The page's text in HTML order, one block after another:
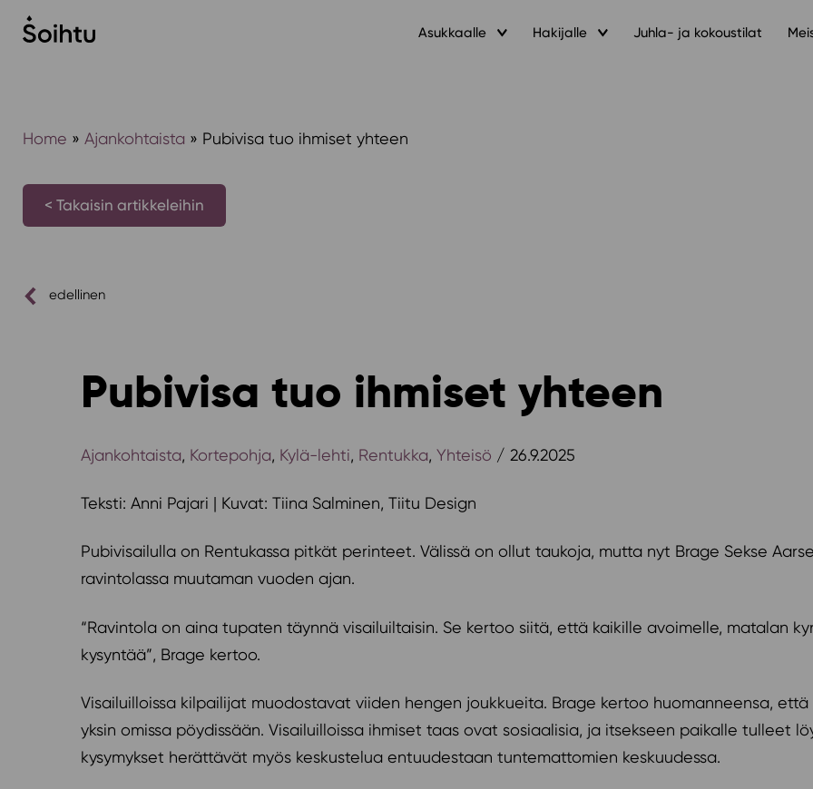
Siirry
sisältöön
Asukkaalle Hakijalle Juhla- ja kokoustilat
Home » Ajankohtaista » Pubivisa tuo ihmiset yhteen
< Takaisin artikkeleihin
edellinen
Pubivisa tuo ihmiset yhteen
Ajankohtaista, Kortepohja, Kylä-lehti, Rentukka, Yhteisö / 26.9.2025
Teksti: Anni Pajari | Kuvat: Tiina Salminen, Tiitu Design
Pubivisailulla on Rentukassa pitkät perinteet. Välissä on ollut taukoja, mutta nyt Brage Sekse
ravintolassa muutaman vuoden ajan.
“Ravintola on aina tupaten täynnä visailuiltaisin. Se kertoo siitä, että kaikille avoimelle, matalan
kysyntää”, Brage kertoo.
Visailuilloissa kilpailijat muodostavat viiden hengen joukkueita. Brage kertoo huomanneensa,
yksin omissa pöydissään. Visailuilloissa ihmiset taas ovat sosiaalisia, ja itsekseen paikalle tulleet
kysymykset herättävät myös keskustelua entuudestaan tuntemattomien keskuudessa.